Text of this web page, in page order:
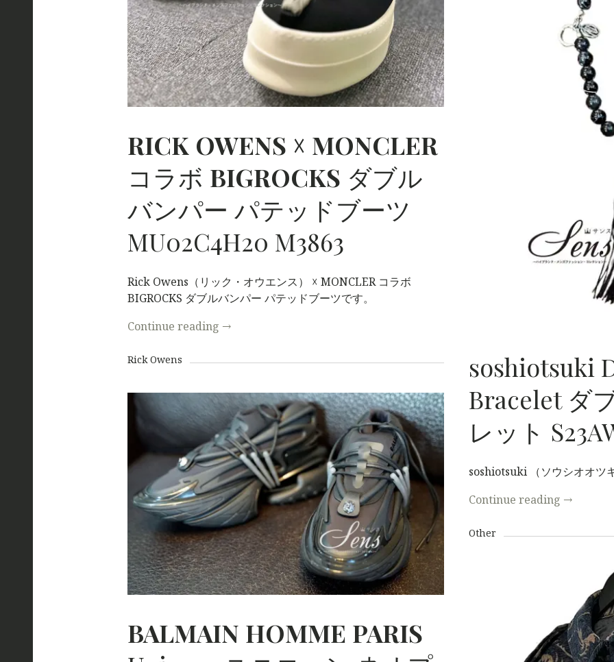
RICK OWENS ☓ MONCLER
コラボ BIGROCKS ダブル
バンパー パテッドブーツ
MU02C4H20 M3863
Rick Owens（リック・オウエンス） ☓ MONCLER コラボ
BIGROCKS ダブルバンパー パテッドブーツです。
Continue reading →
Rick Owens
soshiotsuki
Bracelet ダ
レット
soshiotsuki （ソウシオオツ
Continue reading →
Other
S
BALMAIN HOMME PARIS